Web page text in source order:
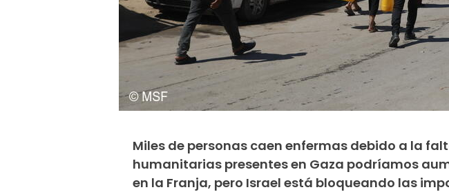
Miles de personas caen enfermas debido a la
humanitarias presentes en Gaza podríamos
en la Franja, pero Israel está bloqueando las